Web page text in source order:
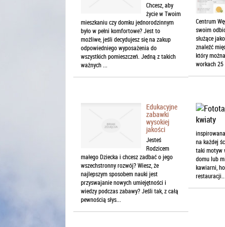
Chcesz, aby
życie w Twoim
mieszkaniu czy domku jednorodzinnym
było w pełni komfortowe? Jest to
możliwe, jeśli decydujesz się na zakup
odpowiedniego wyposażenia do
wszystkich pomieszczeń. Jedną z takich
ważnych ...
Centrum
swoim
służące
znaleźć
który
workach 25
Edukacyjne
zabawki
wysokiej
jakości
Jesteś
Rodzicem
małego Dziecka i chcesz zadbać o jego
wszechstronny rozwój? Wiesz, że
najlepszym sposobem nauki jest
przyswajanie nowych umiejętności i
wiedzy podczas zabawy? Jeśli tak, z całą
pewnością słys...
na każdej
taki motyw
domu lub
kawiarni,